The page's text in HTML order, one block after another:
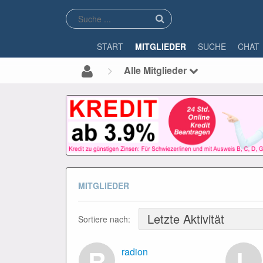
START MITGLIEDER SUCHE CHAT
Alle Mitglieder
MITGLIEDER
Sortiere nach:
radion